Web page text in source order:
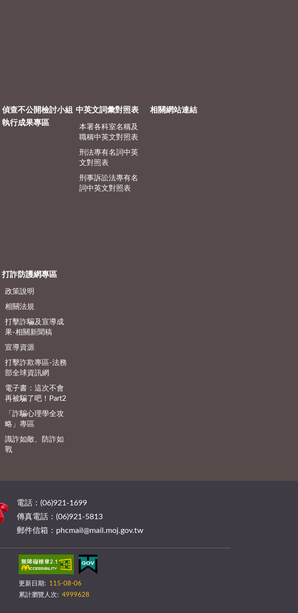
偵查不公開檢討小組
執行成果專區
中英文詞彙對照表
本署各科室名稱及
職稱中英文對照表
刑法專有名詞中英
文對照表
刑事訴訟法專有名
詞中英文對照表
相關網站連結
打詐防護網專區
政策說明
相關法規
打擊詐騙及宣導成
果-相關新聞稿
宣導資源
打擊詐欺專區-法務
部全球資訊網
電子書：這次不會
再被騙了吧！Part2
「詐騙心理學全攻
略」專區
識詐如敵、防詐如
戰
電話：(06)921-1699
傳真電話：(06)921-5813
郵件信箱：phcmail@mail.moj.gov.tw
更新日期:
115-08-06
累計瀏覽人次: 4999628